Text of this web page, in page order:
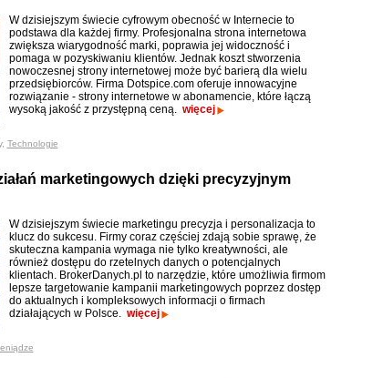
W dzisiejszym świecie cyfrowym obecność w Internecie to
podstawa dla każdej firmy. Profesjonalna strona internetowa
zwiększa wiarygodność marki, poprawia jej widoczność i
pomaga w pozyskiwaniu klientów. Jednak koszt stworzenia
nowoczesnej strony internetowej może być barierą dla wielu
przedsiębiorców. Firma Dotspice.com oferuje innowacyjne
rozwiązanie - strony internetowe w abonamencie, które łączą
wysoką jakość z przystępną ceną. więcej
Technologie
marketingowych dzięki precyzyjnym
W dzisiejszym świecie marketingu precyzja i personalizacja to
klucz do sukcesu. Firmy coraz częściej zdają sobie sprawę, że
skuteczna kampania wymaga nie tylko kreatywności, ale
również dostępu do rzetelnych danych o potencjalnych
klientach. BrokerDanych.pl to narzędzie, które umożliwia firmom
lepsze targetowanie kampanii marketingowych poprzez dostęp
do aktualnych i kompleksowych informacji o firmach
działających w Polsce. więcej